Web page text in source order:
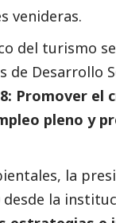
venideras.
del turismo
de Desarrollo
8: Promover
pleno y
la
la